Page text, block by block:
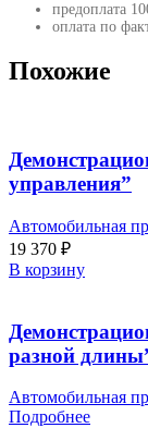
предоплата
оплата по
Похожие
управления”
Автомобильная
19 370 ₽
В корзину
разной
Автомобильная
Подробнее